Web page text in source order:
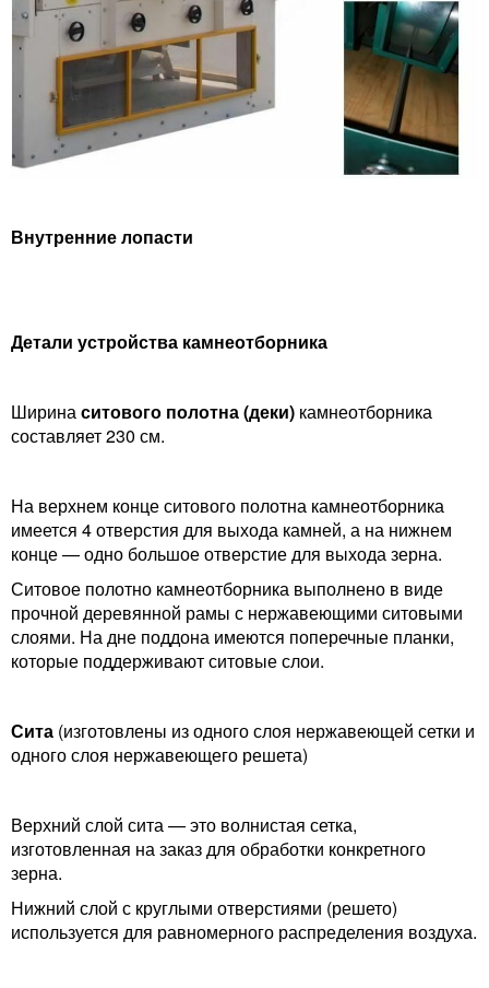
Внутренние лопасти
Детали устройства камнеотборника
Ширинаситового полотна (деки) камнеотборника
составляет 230 см.
На верхнем конце ситового полотна камнеотборника
имеется 4 отверстия для выхода камней, а на нижнем
конце — одно большое отверстие для выхода зерна.
Ситовое полотно камнеотборника выполнено в виде
прочной деревянной рамы с нержавеющими ситовыми
слоями. На дне поддона имеются поперечные планки,
которые поддерживают ситовые слои.
Сита (изготовлены из одного слоя нержавеющей сетки и
одного слоя нержавеющего решета)
Верхний слой сита — это волнистая сетка,
изготовленная на заказ для обработки конкретного
зерна.
Нижний слой с круглыми отверстиями (решето)
используется для равномерного распределения воздуха.